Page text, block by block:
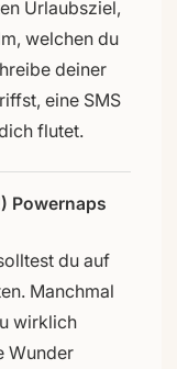
Urlaubsziel,
welchen du
deiner
eine SMS
flutet.
Powernaps
du auf
Manchmal
wirklich
Wunder